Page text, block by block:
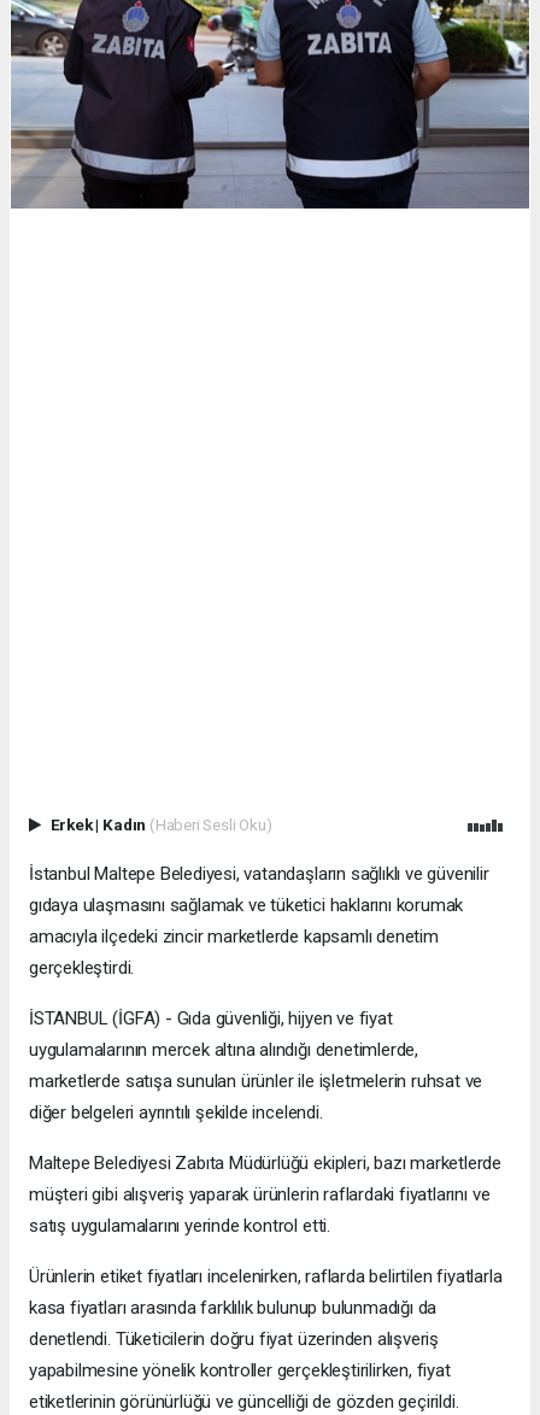
Erkek| Kadın (Haberi Sesli Oku)
İstanbul Maltepe Belediyesi, vatandaşların sağlıklı ve güvenilir
gıdaya ulaşmasını sağlamak ve tüketici haklarını korumak
amacıyla ilçedeki zincir marketlerde kapsamlı denetim
gerçekleştirdi.
İSTANBUL (İGFA) - Gıda güvenliği, hijyen ve fiyat
uygulamalarının mercek altına alındığı denetimlerde,
marketlerde satışa sunulan ürünler ile işletmelerin ruhsat ve
diğer belgeleri ayrıntılı şekilde incelendi.
Maltepe Belediyesi Zabıta Müdürlüğü ekipleri, bazı marketlerde
müşteri gibi alışveriş yaparak ürünlerin raflardaki fiyatlarını ve
satış uygulamalarını yerinde kontrol etti.
Ürünlerin etiket fiyatları incelenirken, raflarda belirtilen fiyatlarla
kasa fiyatları arasında farklılık bulunup bulunmadığı da
denetlendi. Tüketicilerin doğru fiyat üzerinden alışveriş
yapabilmesine yönelik kontroller gerçekleştirilirken, fiyat
etiketlerinin görünürlüğü ve güncelliği de gözden geçirildi.